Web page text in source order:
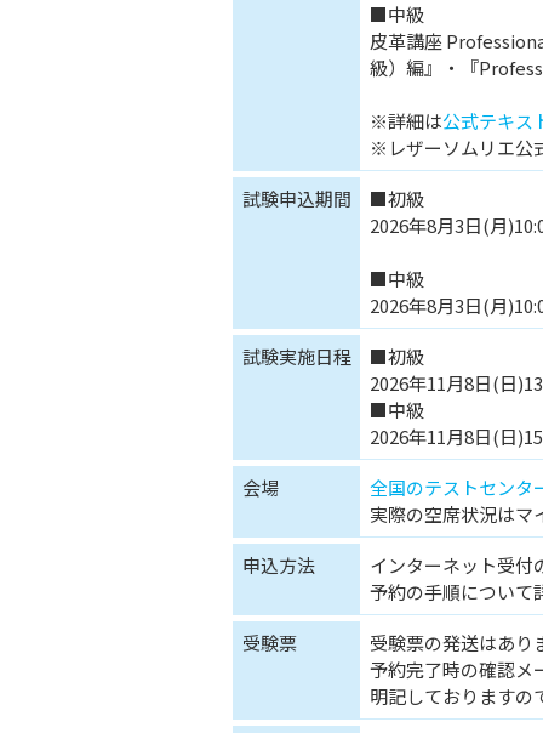
■中級
皮革講座
級）編』・『
※詳細は公式テキス
※レザーソムリエ公
試験申込期間
■初級
2026年8月3日(月
■中級
2026年8月3日(月
試験実施日程
■初級
2026年11月8日(日
■中級
2026年11月8日(日
会場
全国のテストセンタ
実際の空席状況はマ
申込方法
インターネット受付
予約の手順について
受験票
受験票の発送はあり
予約完了時の確認メ
明記しておりますの